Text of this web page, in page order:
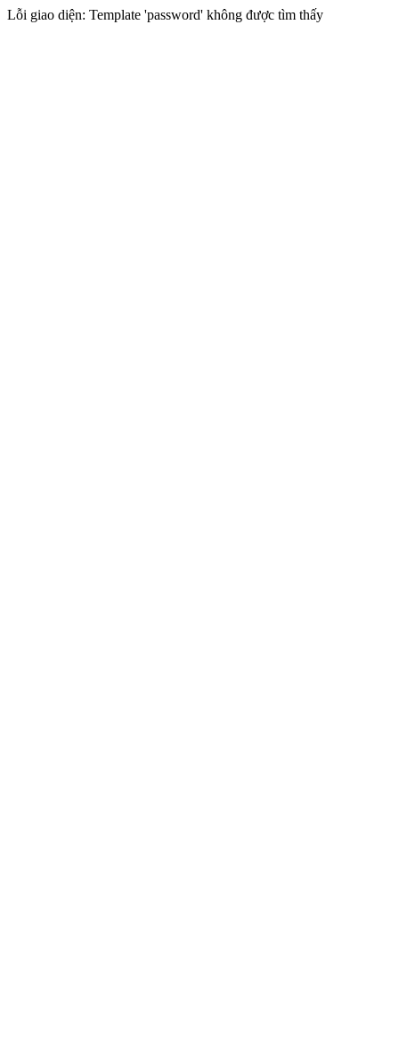
Lỗi giao diện: Template 'password' không được tìm thấy